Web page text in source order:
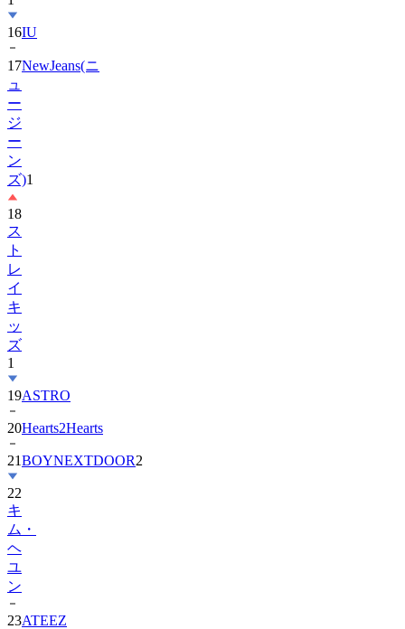
17NewJeans(ニ
ュ
ー
ジ
ー
ン
ズ)
18
ス
ト
レ
イ
キ
ッ
ズ
1
19
20Hearts2Hearts
21BOYNEXTDOOR
22
キ
ム・
ヘ
ユ
ン
23
24BABYMONSTER